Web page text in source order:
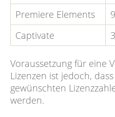
Premiere Elements
Captivate
Voraussetzung für eine
Lizenzen ist jedoch,
gewünschten
werden.